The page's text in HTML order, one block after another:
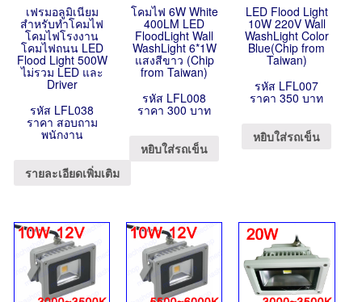
เฟรมอลูมิเนียม
สำหรับทำโคมไฟ
โคมไฟโรงงาน
โคมไฟถนน LED
Flood Light 500W
ไม่รวม LED และ
Driver
รหัส LFL038
ราคา สอบถาม
พนักงาน
รายละเอียดเพิ่มเติม
โคมไฟ 6W White
400LM LED
FloodLight Wall
WashLight 6*1W
แสงสีขาว (Chip
from Taiwan)
รหัส LFL008
ราคา 300 บาท
หยิบใส่รถเข็น
LED Flood Light
10W 220V Wall
WashLight Color
Blue(Chip from
Taiwan)
รหัส LFL007
ราคา 350 บาท
หยิบใส่รถเข็น